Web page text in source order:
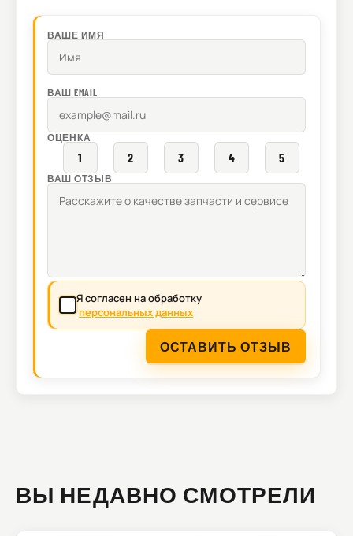
ВАШЕ ИМЯ
ВАШ EMAIL
ОЦЕНКА
1 2 3 4 5
ВАШ ОТЗЫВ
Я согласен на обработку
персональных данных
ОСТАВИТЬ ОТЗЫВ
ВЫ НЕДАВНО СМОТРЕЛИ